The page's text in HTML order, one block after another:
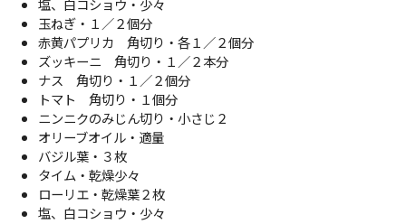
塩、白コショウ・少々
玉ねぎ・１／２個分
赤黄パプリカ 角切り・各１／２個分
ズッキーニ 角切り・１／２本分
ナス 角切り・１／２個分
トマト 角切り・１個分
ニンニクのみじん切り・小さじ２
オリーブオイル・適量
バジル葉・３枚
タイム・乾燥少々
ローリエ・乾燥葉２枚
塩、白コショウ・少々